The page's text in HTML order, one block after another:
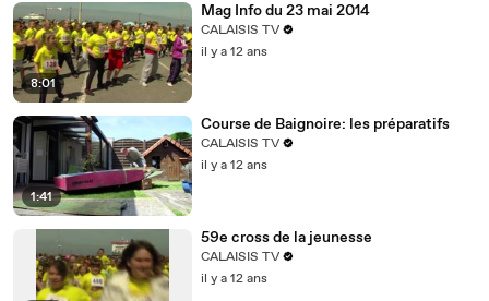
8:01
Mag Info du 23 mai 2014
CALAISIS TV
il y a 12 ans
1:41
Course de Baignoire: les préparatifs
CALAISIS TV
il y a 12 ans
59e cross de la jeunesse
CALAISIS TV
il y a 12 ans